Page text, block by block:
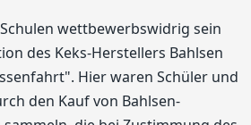
wettbewerbswidrig sein
des Keks-Herstellers Bahlsen
Hier waren Schüler und
den Kauf von Bahlsen-